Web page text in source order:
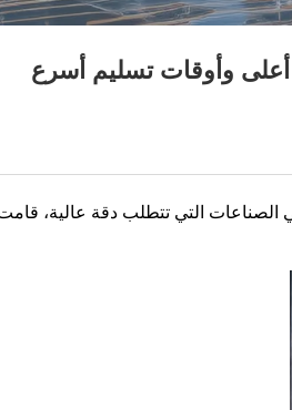
التي تتطلب دقة عالية،